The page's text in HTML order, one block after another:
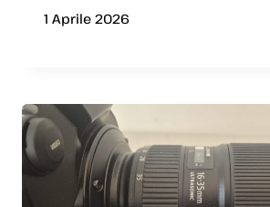
1 Aprile 2026